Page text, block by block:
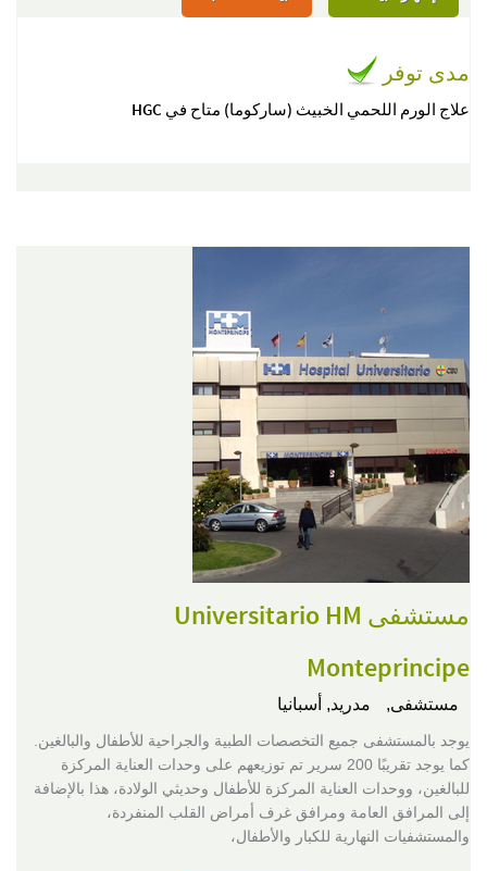
مدى توفر
علاج الورم اللحمي الخبيث (ساركوما) متاح في HGC
مستشفى Universitario HM
Monteprincipe
مستشفى, مدريد, أسبانيا
يوجد بالمستشفى جميع التخصصات الطبية والجراحية للأطفال والبالغين.
كما يوجد تقريبًا 200 سرير تم توزيعهم على وحدات العناية المركزة
للبالغين، ووحدات العناية المركزة للأطفال وحديثي الولادة، هذا بالإضافة
إلى المرافق العامة ومرافق غرف أمراض القلب المنفردة،
والمستشفيات النهارية للكبار والأطفال،